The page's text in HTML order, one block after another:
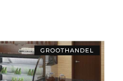
GROOTHANDEL